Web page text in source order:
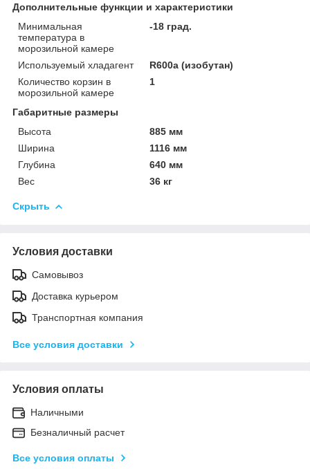
Дополнительные функции и характеристики
Минимальная
температура в
морозильной камере
-18 град.
Используемый хладагент
R600a (изобутан)
Количество корзин в
морозильной камере
1
Габаритные размеры
Высота
885 мм
Ширина
1116 мм
Глубина
640 мм
Вес
36 кг
Скрыть
Условия доставки
Самовывоз
Доставка курьером
Транспортная компания
Все условия доставки
Условия оплаты
Наличными
Безналичный расчет
Все условия оплаты